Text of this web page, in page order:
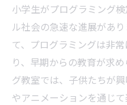
小学生がプログラミング
ル社会の急速な進展があ
て、プログラミングは非
り、早期からの教育が求
グ教室では、子供たちが
やアニメーションを通じ